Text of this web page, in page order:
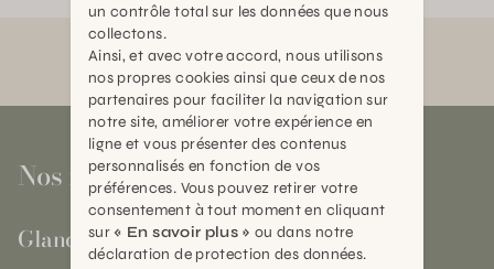
Nos magasins
Gland
un contrôle total sur les données que nous
collectons.
Ainsi, et avec votre accord, nous utilisons
nos propres cookies ainsi que ceux de nos
partenaires pour faciliter la navigation sur
notre site, améliorer votre expérience en
ligne et vous présenter des contenus
personnalisés en fonction de vos
préférences. Vous pouvez retirer votre
consentement à tout moment en cliquant
sur « En savoir plus » ou dans notre
déclaration de protection des données.